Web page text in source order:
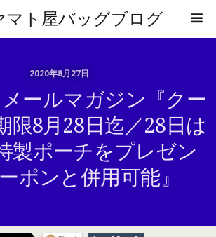
マト屋バッグブログ
2020年8月27日
ールマガジン『クー
限8月28日迄／28日は
製ポーチをプレゼン
ポンと併用可能』